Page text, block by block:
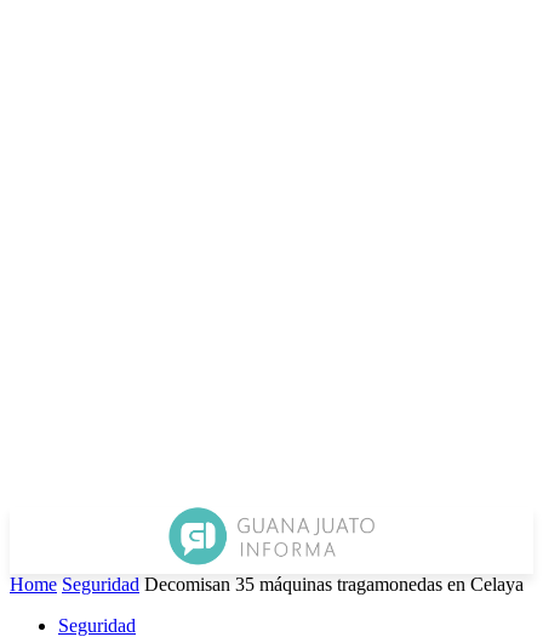
Home Seguridad Decomisan 35 máquinas tragamonedas en Celaya
Seguridad